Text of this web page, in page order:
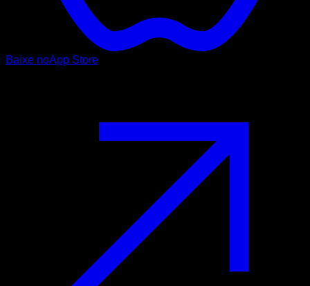
Baixe noApp Store